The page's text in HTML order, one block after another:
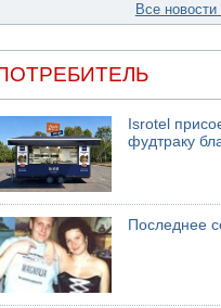
Все новости
Isrotel
фудтраку
Последнее